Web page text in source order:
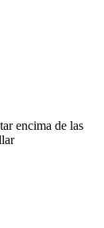
encima de las